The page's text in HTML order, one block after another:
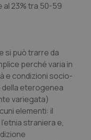
al 23% tra 50-59
si può trarre da
perché varia in
e condizioni socio-
della eterogenea
variegata)
elementi: il
straniera e,